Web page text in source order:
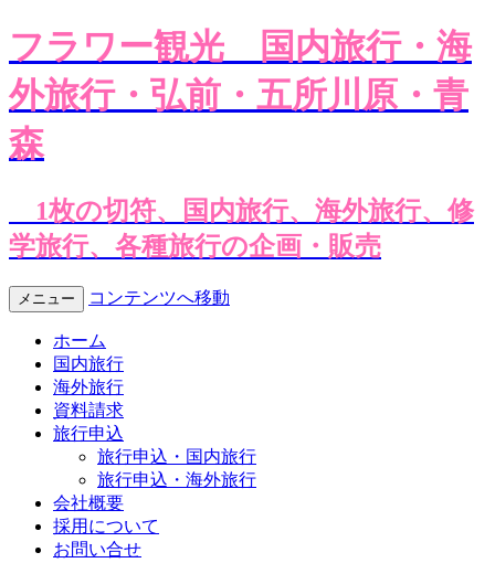
フラワー観光
国内旅行・海
外旅行・弘前・五所川原・青
森
1枚の切符、国内旅行、海外旅行、修
学旅行、各種旅行の企画・販売
メニュー コンテンツへ移動
ホーム
国内旅行
海外旅行
資料請求
旅行申込
旅行申込・国内旅行
旅行申込・海外旅行
会社概要
採用について
お問い合せ